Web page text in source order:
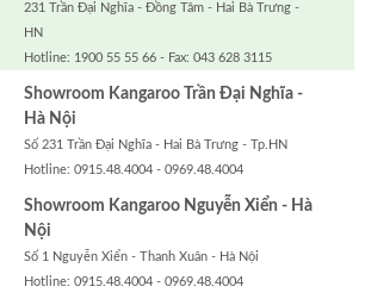
231 Trần Đại Nghĩa - Đồng Tâm - Hai Bà Trưng -
HN
Hotline: 1900 55 55 66 - Fax: 043 628 3115
Showroom Kangaroo Trần Đại Nghĩa -
Hà Nội
Số 231 Trần Đại Nghĩa - Hai Bà Trưng - Tp.HN
Hotline: 0915.48.4004 - 0969.48.4004
Showroom Kangaroo Nguyễn Xiển - Hà
Nội
Số 1 Nguyễn Xiển - Thanh Xuân - Hà Nội
Hotline: 0915.48.4004 - 0969.48.4004